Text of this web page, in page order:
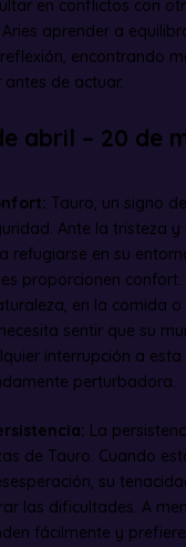
en conflictos con
aprender a
encontrando
de actuar.
abril – 20 de
Tauro, un signo
Ante la tristeza y
refugiarse en su
proporcionen confort.
en la comida
sentir que su
interrupción a
perturbadora.
La
de Tauro. Cuando
su
las dificultades. A
fácilmente y